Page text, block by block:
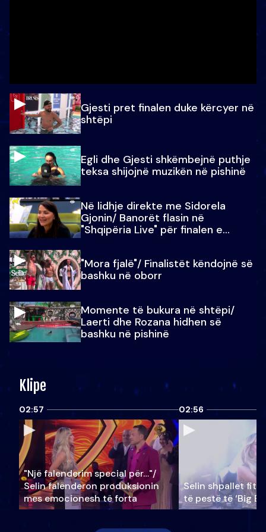
Gjesti pret finalen duke kërcyer në
shtëpi
Egli dhe Gjesti shkëmbejnë puthje
teksa shijojnë muzikën në pishinë
Në lidhje direkte me Sidorela
Gjonin/ Banorët flasin në
"Shqipëria Live" për finalen e
"Mora fjalë"/ Finalistët këndojnë së
bashku në oborr
Momente të bukura në shtëpi/
Laerti dhe Rozana hidhen së
bashku në pishinë
Klipe
02:57
"Një falenderim special për…"/
Selin falënderon produksionin
mes emocionesh të forta
02:56
Selin shpallet
të pestë të ‘Big